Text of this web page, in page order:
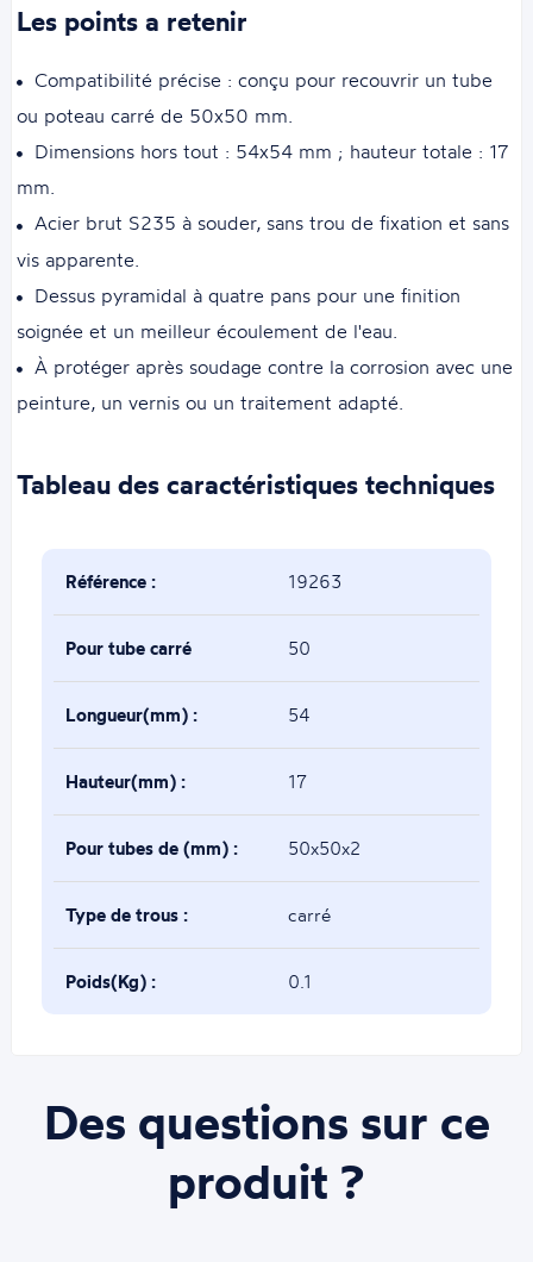
Les points a retenir
Compatibilité précise : conçu pour recouvrir un tube
ou poteau carré de 50x50 mm.
Dimensions hors tout : 54x54 mm ; hauteur totale : 17
mm.
Acier brut S235 à souder, sans trou de fixation et sans
vis apparente.
Dessus pyramidal à quatre pans pour une finition
soignée et un meilleur écoulement de l'eau.
À protéger après soudage contre la corrosion avec une
peinture, un vernis ou un traitement adapté.
Tableau des caractéristiques techniques
Référence : 19263
Pour tube carré
de(mm) :
50
Longueur(mm) : 54
Hauteur(mm) : 17
Pour tubes de (mm) : 50x50x2
Type de trous : carré
Poids(Kg) : 0.1
Des questions sur ce
produit ?